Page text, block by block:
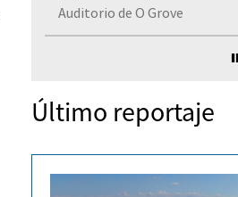
Auditorio de O Grove
Último reportaje